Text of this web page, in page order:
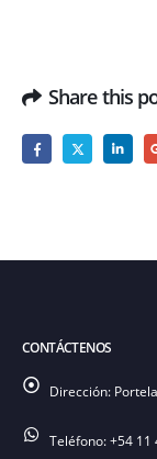
Share this
CONTÁCTENOS
Dirección:
Teléfono:+54 11